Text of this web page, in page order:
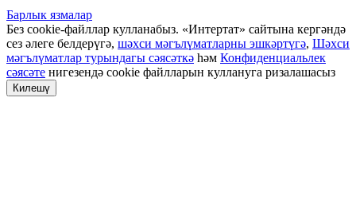
Барлык язмалар
Без cookie-файллар кулланабыз. «Интертат» сайтына кергәндә
сез әлеге белдерүгә, шәхси мәгълүматларны эшкәртүгә, Шәхси
мәгълүматлар турындагы сәясәткә һәм Конфиденциальлек
сәясәте нигезендә cookie файлларын куллануга ризалашасыз
Килешү